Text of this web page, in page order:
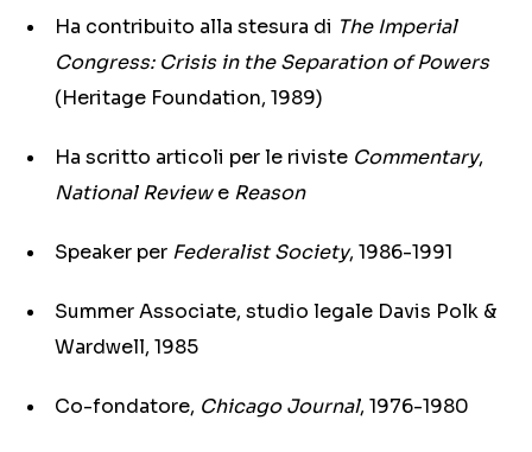
Ha contribuito alla stesura di The Imperial
Congress: Crisis in the Separation of Powers
(Heritage Foundation, 1989)
Ha scritto articoli per le riviste Commentary,
National Reviewe Reason
Speaker per Federalist Society, 1986-1991
Summer Associate, studio legale Davis Polk &
Wardwell, 1985
Co-fondatore, Chicago Journal, 1976-1980